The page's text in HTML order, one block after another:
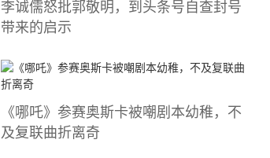
李诚儒怒批郭敬明，到头条号自查封号
带来的启示
《哪吒》参赛奥斯卡被嘲剧本幼稚，不
及复联曲折离奇